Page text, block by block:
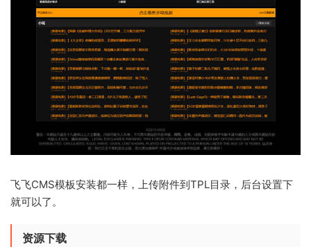
飞飞CMS模板安装都一样，上传附件到TPL目录，后台设置下
就可以了。
资源下载